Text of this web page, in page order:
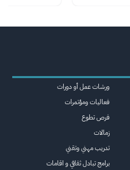
ورشات عمل أو دورات
فعاليات ومؤتمرات
فرص تطوع
زمالات
تدريب مهني وتقني
برامج تبادل ثقافي و اقامات